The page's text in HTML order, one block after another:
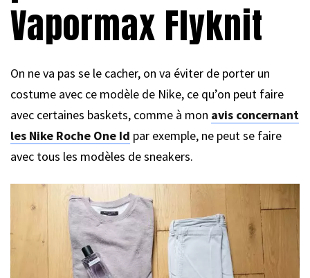
Vapormax Flyknit
On ne va pas se le cacher, on va éviter de porter un
costume avec ce modèle de Nike, ce qu’on peut faire
avec certaines baskets, comme à mon avis concernant
les Nike Roche One Id par exemple, ne peut se faire
avec tous les modèles de sneakers.